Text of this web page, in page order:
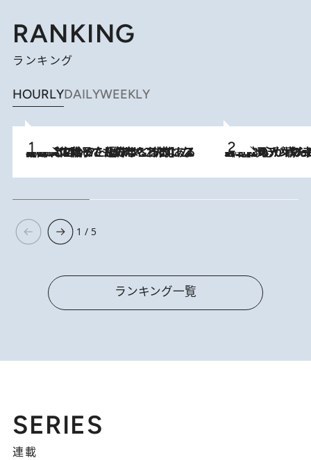
RANKING
ランキング
HOURLYDAILYWEEKLY
2026.8.5
【阿川佐和子さんの年とる力】なぜ70代で始めた趣味は“こんなに楽しい”のか？ ピアノ、俳句…スランプに陥っても続けられる“ある秘訣”とは 2026.8.8
《北欧の人々の幸福度が高いのは…》元デンマーク親善大使が出会った“心が満たされる暮らし”「いいかげんにヒュッゲしなさい！」
1 / 5
ランキング一覧
SERIES
連載